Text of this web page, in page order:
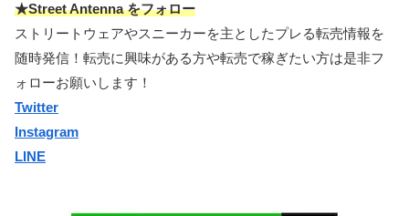
★Street Antenna をフォロー
ストリートウェアやスニーカーを主としたプレる転売情報を
随時発信！転売に興味がある方や転売で稼ぎたい方は是非フ
ォローお願いします！
Twitter
Instagram
LINE